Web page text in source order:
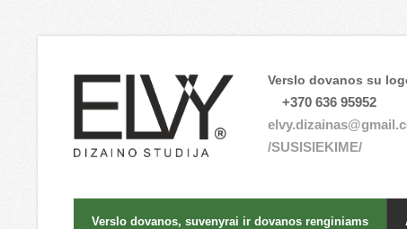
Verslo dovanos su
+370 636 95952
/SUSISIEKIME/
Verslo dovanos, suvenyrai ir dovanos renginiams